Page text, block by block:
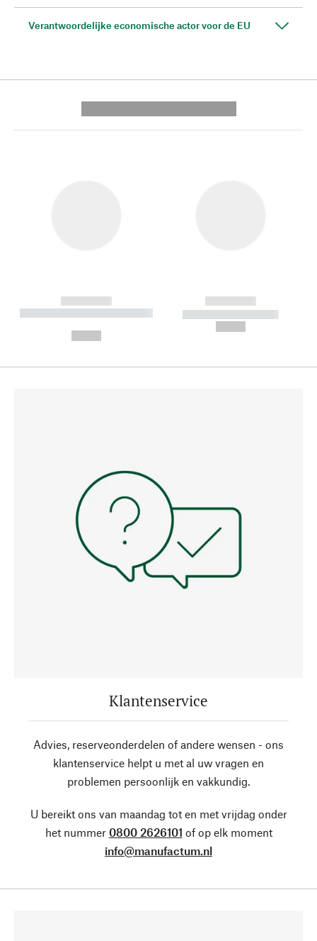
Verantwoordelijke economische actor voor de EU
------------
----------- ----------- --------
------------
----------- -----------
Klantenservice
Advies, reserveonderdelen of andere wensen - ons
klantenservice helpt u met al uw vragen en
problemen persoonlijk en vakkundig.
U bereikt ons van maandag tot en met vrijdag onder
het nummer 0800 2626101 of op elk moment
info@manufactum.nl